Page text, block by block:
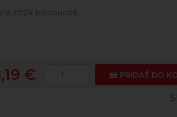
2024 polosuché
€ PRIDAŤ DO